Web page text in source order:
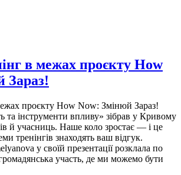
в межах проєкту How
Зараз!
проєкту How Now: Змінюй Зараз!
та інструменти впливу» зібрав у Кривому
й учасниць. Наше коло зростає — і це
тренінгів знаходять ваш відгук.
у своїй презентації розклала по
участь, де ми можемо бути